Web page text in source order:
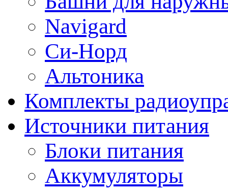
Navigard
Си-Норд
Альтоника
Комплекты
Источники питания
Блоки питания
Аккумуляторы